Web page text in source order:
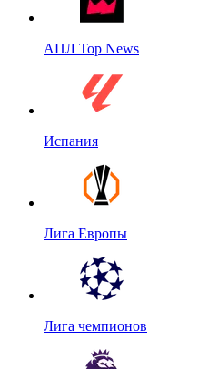
АПЛ Top News
Испания
Лига Европы
Лига чемпионов